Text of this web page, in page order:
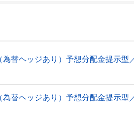
替ヘッジあり）予想分配金提示
替ヘッジあり）予想分配金提示